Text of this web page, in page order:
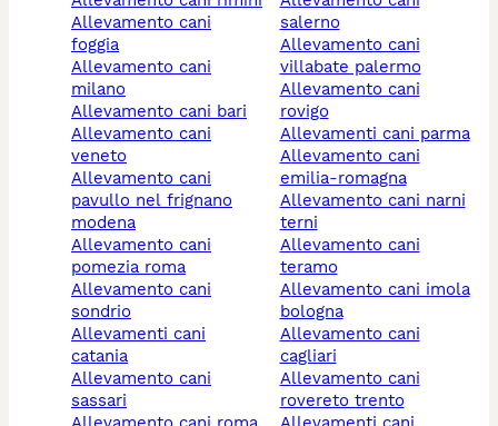
allevamento cani
foggia
allevamento cani
milano
allevamento cani bari
allevamento cani
veneto
allevamento cani
pavullo nel frignano
modena
allevamento cani
pomezia roma
allevamento cani
sondrio
allevamenti cani
catania
allevamento cani
sassari
salerno
allevamento cani
villabate palermo
allevamento cani
rovigo
allevamenti cani parma
allevamento cani
emilia-romagna
allevamento cani narni
terni
allevamento cani
teramo
allevamento cani imola
bologna
allevamento cani
cagliari
allevamento cani
rovereto trento